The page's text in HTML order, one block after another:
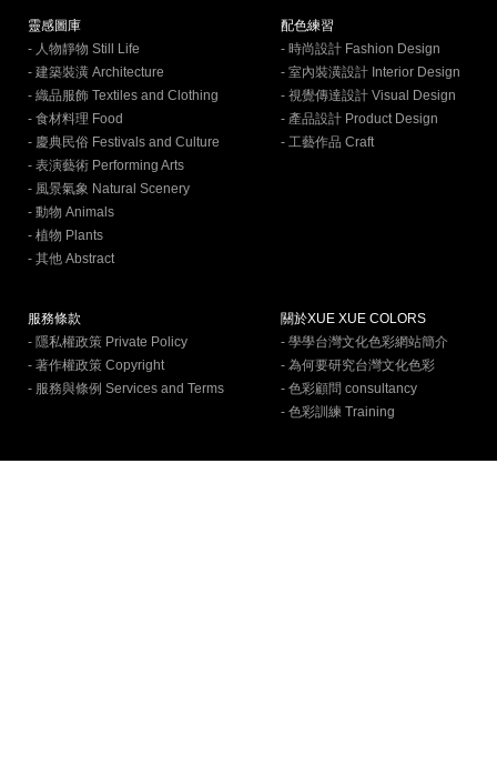
靈感圖庫
- 人物靜物 Still Life
- 建築裝潢 Architecture
- 織品服飾 Textiles and Clothing
- 食材料理 Food
- 慶典民俗 Festivals and Culture
- 表演藝術 Performing Arts
- 風景氣象 Natural Scenery
- 動物 Animals
- 植物 Plants
- 其他 Abstract
配色練習
- 時尚設計 Fashion Design
- 室內裝潢設計 Interior Design
- 視覺傳達設計 Visual Design
- 產品設計 Product Design
- 工藝作品 Craft
服務條款
- 隱私權政策 Private Policy
- 著作權政策 Copyright
- 服務與條例 Services and Terms
關於XUE XUE COLORS
- 學學台灣文化色彩網站簡介
- 為何要研究台灣文化色彩
- 色彩顧問 consultancy
- 色彩訓練 Training